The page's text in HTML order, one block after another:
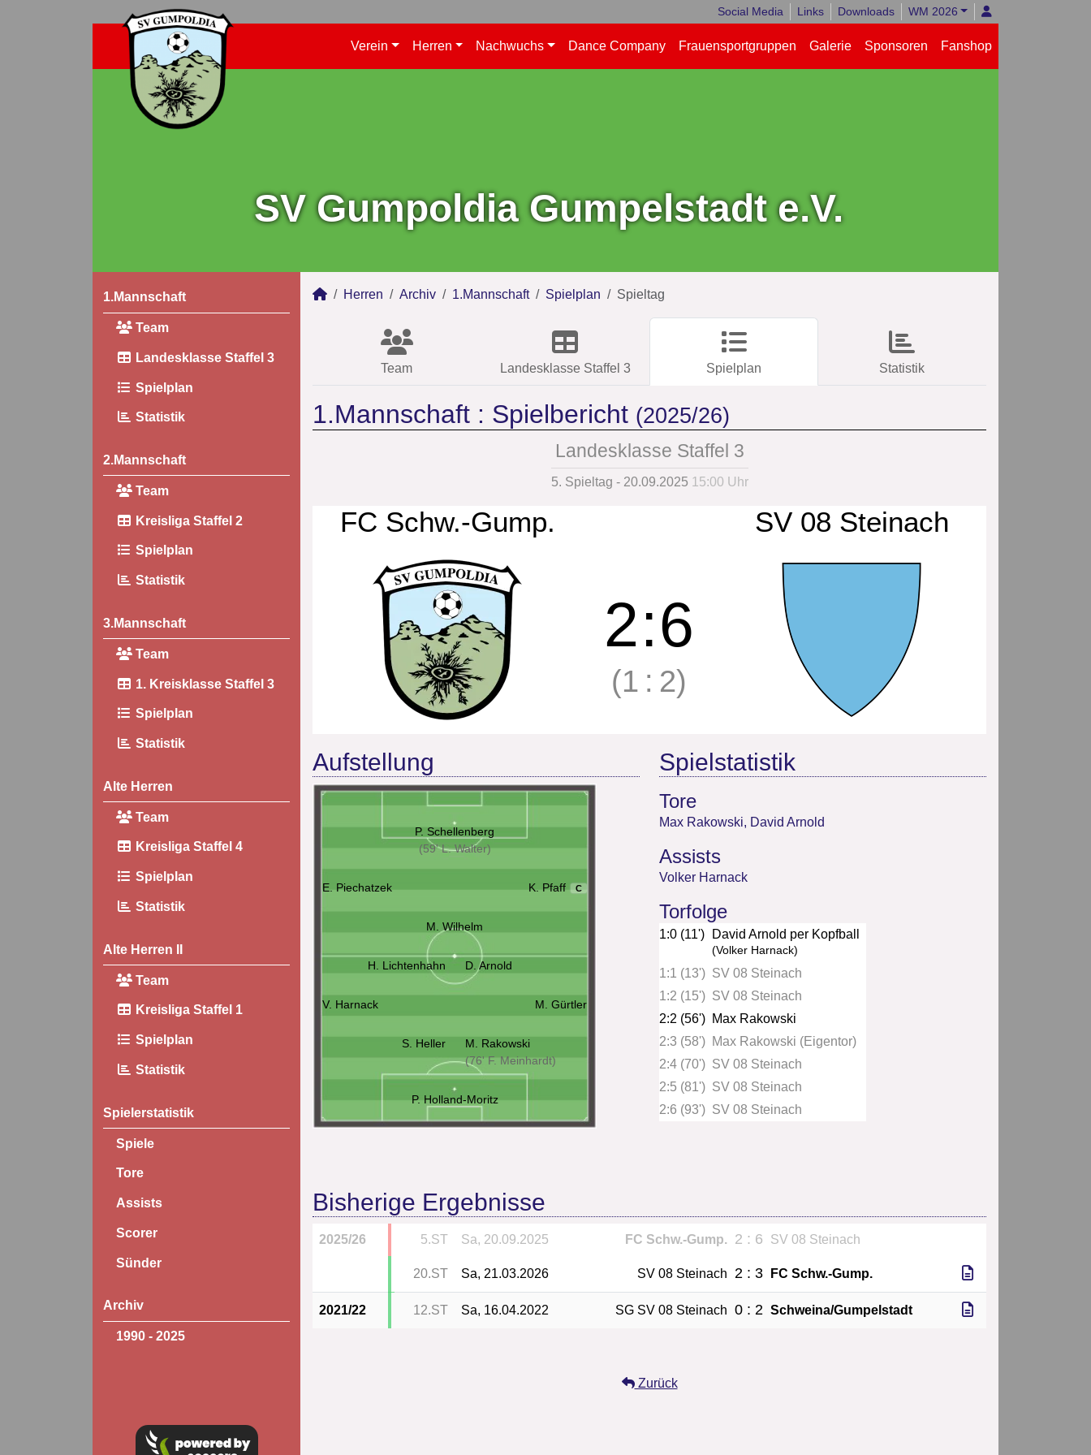
Social Media Links Downloads WM 2026
Verein Herren Nachwuchs Dance Company Frauensportgruppen Galerie Sponsoren Fanshop
SV Gumpoldia Gumpelstadt e.V.
1.Mannschaft
Team
Landesklasse Staffel 3
Spielplan
Statistik
2.Mannschaft
Team
Kreisliga Staffel 2
Spielplan
Statistik
3.Mannschaft
Team
1. Kreisklasse Staffel 3
Spielplan
Statistik
Alte Herren
Team
Kreisliga Staffel 4
Spielplan
Statistik
Alte Herren II
Team
Kreisliga Staffel 1
Spielplan
Statistik
Spielerstatistik
Spiele
Tore
Assists
Scorer
Sünder
Archiv
1990 - 2025
Herren Archiv 1.Mannschaft Spielplan Spieltag
Team Landesklasse Staffel 3 Spielplan Statistik
1.Mannschaft : Spielbericht (2025/26)
Landesklasse Staffel 3
5. Spieltag - 20.09.2025 15:00 Uhr
FC Schw.-Gump. SV 08 Steinach
2:6
(1 : 2)
Aufstellung
P. Schellenberg
(59' L. Walter)
E. Piechatzek K. Pfaff C
M. Wilhelm
H. Lichtenhahn D. Arnold
V. Harnack M. Gürtler
S. Heller
M. Rakowski
(76' F. Meinhardt)
P. Holland-Moritz
Spielstatistik
Tore
Max Rakowski, David Arnold
Assists
Volker Harnack
Torfolge
1:0 (11') David Arnold per Kopfball
(Volker Harnack)
1:1 (13') SV 08 Steinach
1:2 (15') SV 08 Steinach
2:2 (56') Max Rakowski
2:3 (58') Max Rakowski (Eigentor)
2:4 (70') SV 08 Steinach
2:5 (81') SV 08 Steinach
2:6 (93') SV 08 Steinach
Bisherige Ergebnisse
2025/26 5.ST Sa, 20.09.2025 FC Schw.-Gump. 2 : 6 SV 08 Steinach
20.ST Sa, 21.03.2026 SV 08 Steinach 2 : 3 FC Schw.-Gump.
2021/22 12.ST Sa, 16.04.2022 SG SV 08 Steinach 0 : 2 Schweina/Gumpelstadt
Zurück